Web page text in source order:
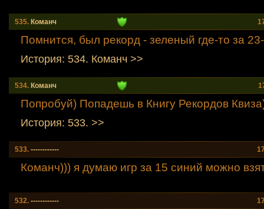
535. Команч
Помнится, был рекорд - зеленый где-то за
История: 534. Команч >>
534. Команч
Попробуй) Попадешь в Книгу Рекордов
История: 533. >>
533. ------------
Команч))) я думаю игр за 15 синий можно
532. ------------